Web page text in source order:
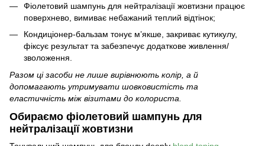
Фіолетовий шампунь для нейтралізації жовтизни працює
поверхнево, вимиває небажаний теплий відтінок;
Кондиціонер-бальзам тонує м’якше, закриває кутикулу,
фіксує результат та забезпечує додаткове живлення/
зволоження.
Разом ці засоби не лише вирівнюють колір, а й
допомагають утримувати шовковистість та
еластичність між візитами до колориста.
Обираємо фіолетовий шампунь для
нейтралізації жовтизни